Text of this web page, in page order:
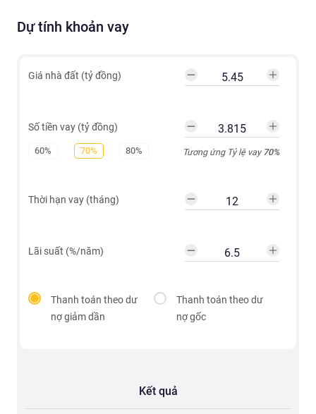
Dự tính khoản vay
Giá nhà đất (tỷ đồng)
Số tiền vay (tỷ đồng)
60% 70% 80% Tương ứng Tỷ lệ vay70%
Thời hạn vay (tháng)
Lãi suất (%/năm)
Thanh toán theo dư
nợ giảm dần
Thanh toán theo dư
nợ gốc
Kết quả